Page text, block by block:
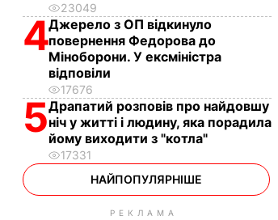
23049
4Джерело з ОП відкинуло
повернення Федорова до
Міноборони. У ексміністра
відповіли
17676
5Драпатий розповів про найдовшу
ніч у житті і людину, яка порадила
йому виходити з "котла"
17331
НАЙПОПУЛЯРНІШЕ
РЕКЛАМА